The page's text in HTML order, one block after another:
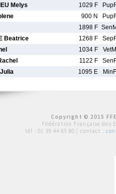
Melys 1029 F
900 N
1898 F
Beatrice 1268 F
1034 F
VetM
1122 F
1095 E MinF
Copyright © 2015
Fédération Française des
tél : 01 39 44 65 80 | contact :